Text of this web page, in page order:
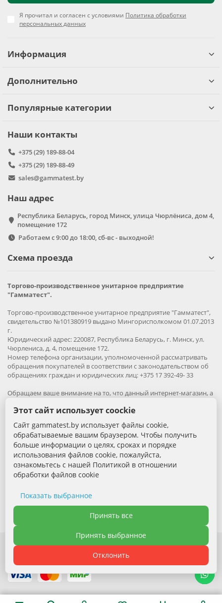
Я прочитал и согласен с условиями Политика обработки
персональных данных
Информация
Дополнительно
Популярные категории
Наши контакты
+375 (29) 189-88-04
+375 (29) 189-88-49
sales@gammatest.by
Наш адрес
Республика Беларусь, город Минск, улица Чюрлёниса, дом 4,
помещение 172
Работаем с 9:00 до 18:00, сб-вс - выходной!
Схема проезда
Торгово-производственное унитарное предприятие
"Гамматест".
Торгово-производственное унитарное предприятие "Гамматест",
свидетельство №101380919 выдано Мингорисполкомом 01.07.2013
г.
Юридический адрес: 220087, Республика Беларусь, г. Минск, ул.
Чюрлениса, д. 4, помещение 172.
Номер телефона организации, уполномоченной рассматривать
обращения покупателей в соответствии с законодательством об
обращениях граждан и юридических лиц: +375 17 392-49- 33
Обращаем ваше внимание на то, что данный интернет-магазин, а
нём, носит исключительно информационный характер и ни при
Вся информация на сайте – собственность интернет-магазина
gammatest.by. Все права защищены.
Публикация информации с сайта без разрешения
правообладателя запрена.
+375 (29) 389-88-68 - Специалист по продажам
Электронная почта: sales@gammatest.by
Этот сайт использует coockie
Сайт gammatest.by использует файлы cookie,
обрабатываемые вашим браузером. Чтобы получить
больше информации о целях, сроках и порядке
использования файлов cookie, пожалуйста,
ознакомьтесь с нашей Политикой в отношении
обработки файлов cookie
Показать выбранное
Необходимые cookie
Аналитические cookie
Функциональные cookie
Политика обработки файлов cookie
Принять все
Принять выбранное
Отклонить